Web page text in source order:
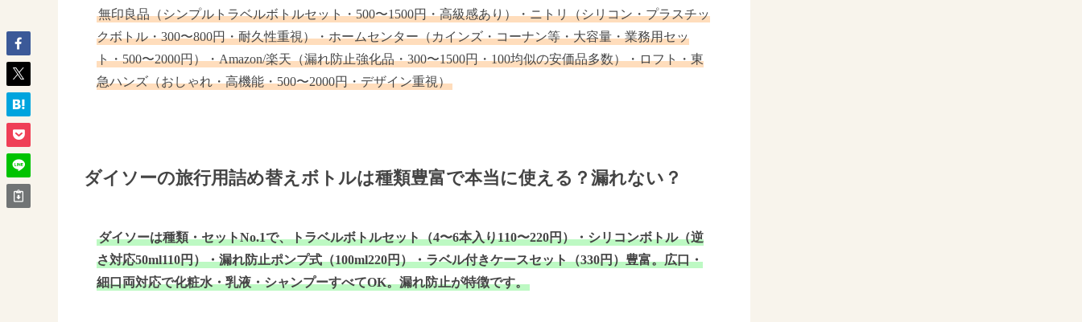
無印良品（シンプルトラベルボトルセット・500〜1500円・高級感あり）・ニトリ（シリコン・プラスチッ
クボトル・300〜800円・耐久性重視）・ホームセンター（カインズ・コーナン等・大容量・業務用セッ
ト・500〜2000円）・Amazon/楽天（漏れ防止強化品・300〜1500円・100均似の安価品多数）・ロフト・東
急ハンズ（おしゃれ・高機能・500〜2000円・デザイン重視）
ダイソーの旅行用詰め替えボトルは種類豊富で本当に使える？漏れない？
ダイソーは種類・セットNo.1で、トラベルボトルセット（4〜6本入り110〜220円）・シリコンボトル（逆
さ対応50ml110円）・漏れ防止ポンプ式（100ml220円）・ラベル付きケースセット（330円）豊富。広口・
細口両対応で化粧水・乳液・シャンプーすべてOK。漏れ防止が特徴です。